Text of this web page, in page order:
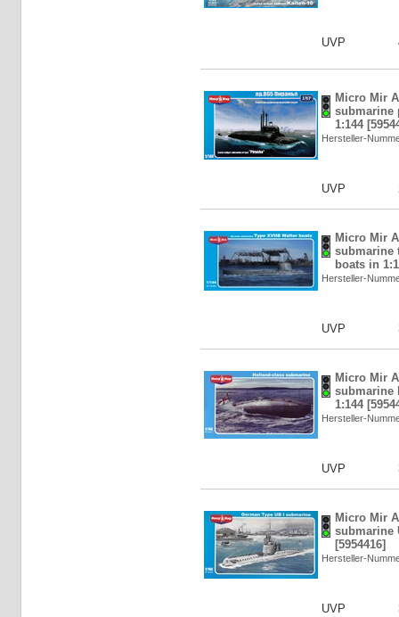
UVP
Micro Mir
submarine
1:144
Hersteller-
UVP
Micro Mir
submarine
boats in
Hersteller-
UVP
Micro Mir
submarine
1:144
Hersteller-
UVP
Micro Mir
submarine
[5954416]
Hersteller-
UVP